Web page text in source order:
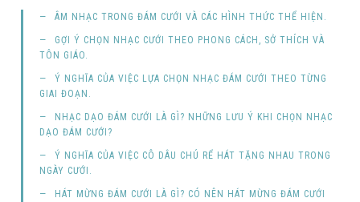
ÂM NHẠC TRONG ĐÁM CƯỚI VÀ CÁC HÌNH THỨC THỂ HIỆN.
GỢI Ý CHỌN NHẠC CƯỚI THEO PHONG CÁCH, SỞ THÍCH VÀ
TÔN GIÁO.
Ý NGHĨA CỦA VIỆC LỰA CHỌN NHẠC ĐÁM CƯỚI THEO TỪNG
GIAI ĐOẠN.
NHẠC DẠO ĐÁM CƯỚI LÀ GÌ? NHỮNG LƯU Ý KHI CHỌN NHẠC
DẠO ĐÁM CƯỚI?
Ý NGHĨA CỦA VIỆC CÔ DÂU CHÚ RỂ HÁT TẶNG NHAU TRONG
NGÀY CƯỚI.
HÁT MỪNG ĐÁM CƯỚI LÀ GÌ? CÓ NÊN HÁT MỪNG ĐÁM CƯỚI